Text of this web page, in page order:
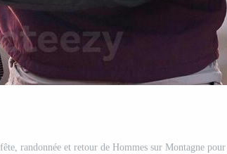
fête, randonnée et retour de Hommes sur Montagne